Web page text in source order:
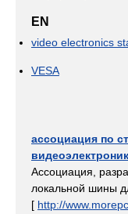
EN
video electronics
VESA
ассоциация по
Ассоциация,
локальной шины
[ http://